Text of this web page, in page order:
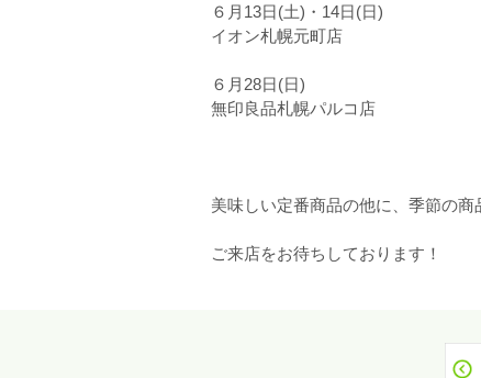
６月13日(土)・14日(日)
イオン札幌元町店
６月28日(日)
無印良品札幌パルコ店
美味しい定番商品の他に、季節の商
ご来店をお待ちしております！